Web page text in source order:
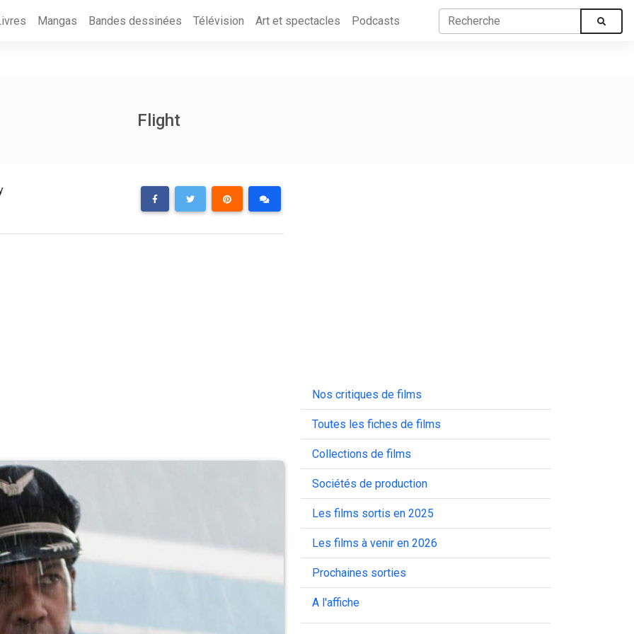
Mangas Bandes dessinées Télévision Art et spectacles Podcasts
Flight
Nos critiques de films
Toutes les fiches de films
Collections de films
Sociétés de production
Les films sortis en 2025
Les films à venir en 2026
Prochaines sorties
A l'affiche